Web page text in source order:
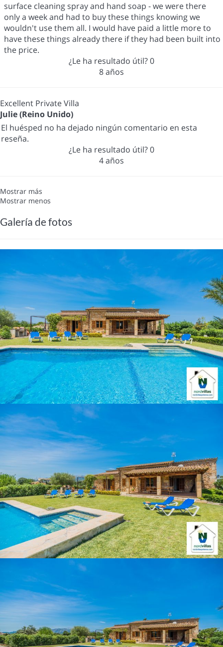
surface cleaning spray and hand soap - we were there
only a week and had to buy these things knowing we
wouldn't use them all. I would have paid a little more to
have these things already there if they had been built into
the price.
¿Le ha resultado útil?0
8 años
Excellent Private Villa
Julie (Reino Unido)
El huésped no ha dejado ningún comentario en esta
reseña.
¿Le ha resultado útil?0
4 años
Mostrar más
Mostrar menos
Galería de fotos